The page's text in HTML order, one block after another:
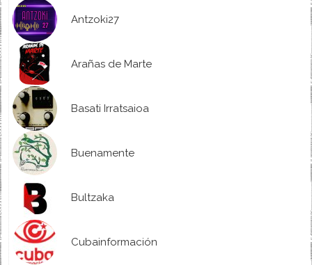
Antzoki27
Arañas de Marte
Basati Irratsaioa
Buenamente
Bultzaka
Cubainformación